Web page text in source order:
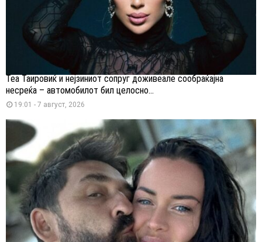
Теа Таировиќ и нејзиниот сопруг доживеале сообраќајна
несреќа – автомобилот бил целосно...
19:01 - 7 август, 2026